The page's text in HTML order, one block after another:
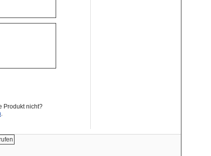
Produkt nicht?